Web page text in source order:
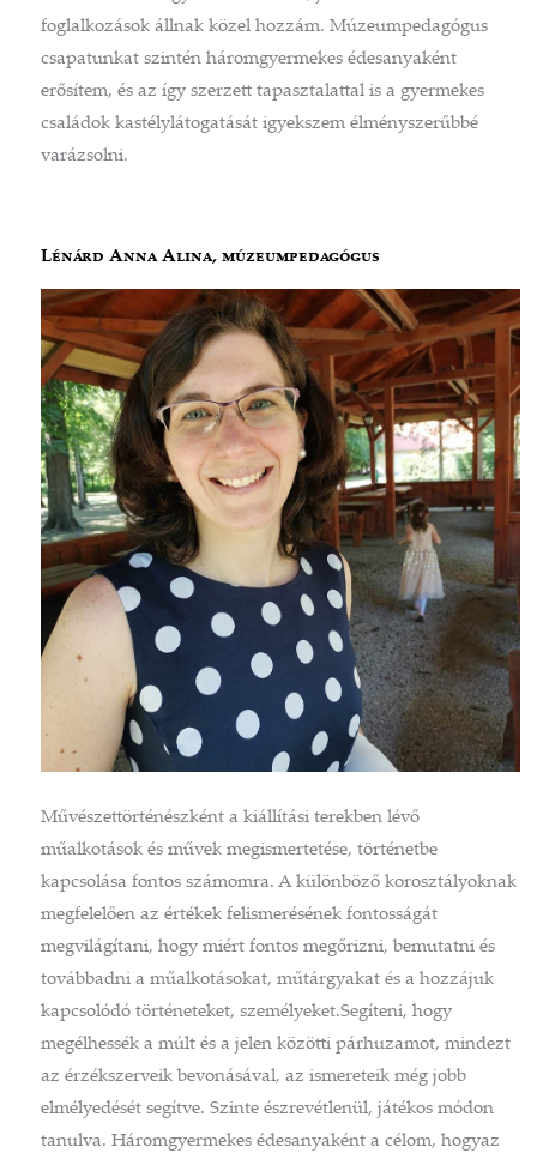
foglalkozások állnak közel hozzám. Múzeumpedagógus
csapatunkat szintén háromgyermekes édesanyaként
erősítem, és az így szerzett tapasztalattal is a gyermekes
családok kastélylátogatását igyekszem élményszerűbbé
varázsolni.
Lénárd Anna Alina, múzeumpedagógus
Művészettörténészként a kiállítási terekben lévő
műalkotások és művek megismertetése, történetbe
kapcsolása fontos számomra. A különböző korosztályoknak
megfelelően az értékek felismerésének fontosságát
megvilágítani, hogy miért fontos megőrizni, bemutatni és
továbbadni a műalkotásokat, műtárgyakat és a hozzájuk
kapcsolódó történeteket, személyeket.Segíteni, hogy
megélhessék a múlt és a jelen közötti párhuzamot, mindezt
az érzékszerveik bevonásával, az ismereteik még jobb
elmélyedését segítve. Szinte észrevétlenül, játékos módon
tanulva. Háromgyermekes édesanyaként a célom, hogyaz